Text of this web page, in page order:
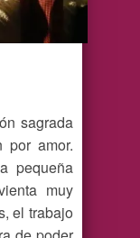
sagrada
por amor.
pequeña
muy
el trabajo